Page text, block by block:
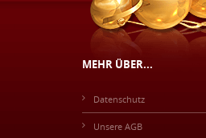
MEHR ÜBER...
Datenschutz
Unsere AGB